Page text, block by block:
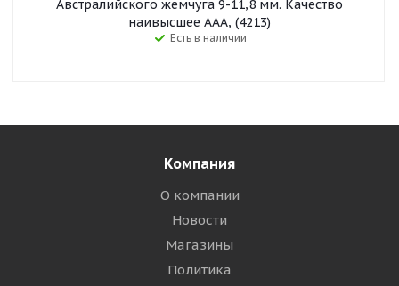
Австралийского жемчуга 9-11,8 мм. Качество
наивысшее ААА, (4213)
Есть в наличии
Компания
О компании
Новости
Магазины
Политика